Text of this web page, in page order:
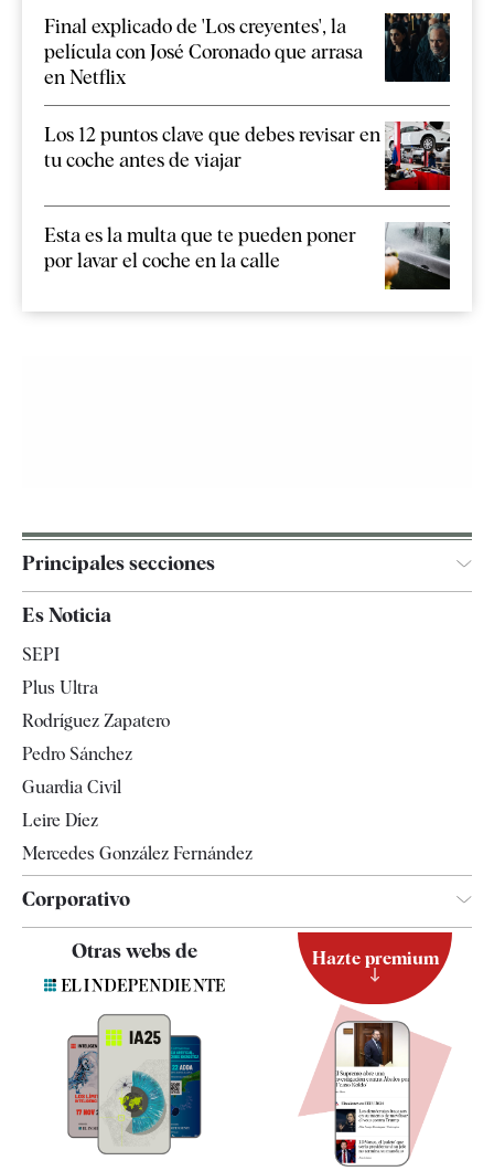
Final explicado de 'Los creyentes', la
película con José Coronado que arrasa
en Netflix
Los 12 puntos clave que debes revisar en
tu coche antes de viajar
Esta es la multa que te pueden poner
por lavar el coche en la calle
Principales secciones
España
Televisión
Es Noticia
SEPI
Plus Ultra
Rodríguez Zapatero
Pedro Sánchez
Guardia Civil
Leire Díez
Mercedes González Fernández
Corporativo
Contacto
Quiénes somos
Especificaciones
Otras webs de Hazte premium